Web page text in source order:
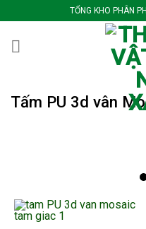
qua
nội
TỔNG KHO PHÂN
Tấm PU 3d vân